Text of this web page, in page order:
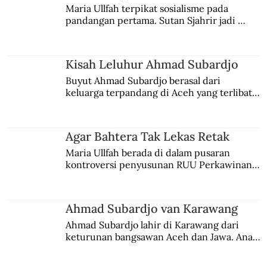
Maria Ullfah terpikat sosialisme pada
pandangan pertama. Sutan Sjahrir jadi
Kisah Leluhur Ahmad Subardjo
Buyut Ahmad Subardjo berasal dari
keluarga terpandang di Aceh yang terlibat
Agar Bahtera Tak Lekas Retak
Maria Ullfah berada di dalam pusaran
kontroversi penyusunan RUU Perkawinan.
Ahmad Subardjo van Karawang
Ahmad Subardjo lahir di Karawang dari
keturunan bangsawan Aceh dan Jawa. Anak